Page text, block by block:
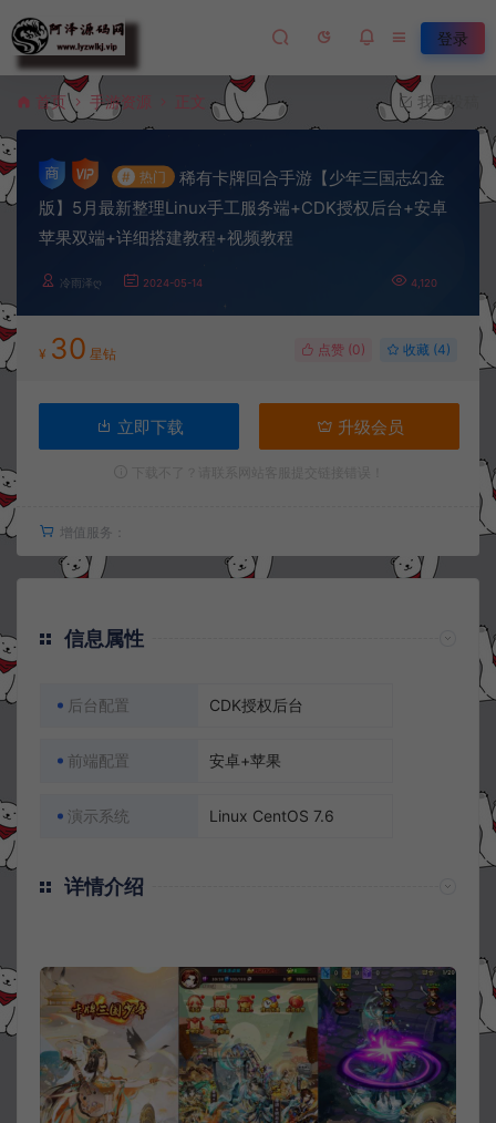
登录
首页 手游资源 正文 我要投稿
# 热门
稀有卡牌回合手游【少年三国志幻金
版】5月最新整理Linux手工服务端+CDK授权后台+安卓
苹果双端+详细搭建教程+视频教程
冷雨泽ღ 2024-05-14 4,120
¥ 30 星钻 点赞 (0) 收藏 (4)
立即下载 升级会员
增值服务：
信息属性
后台配置 CDK授权后台
前端配置 安卓+苹果
演示系统 Linux CentOS 7.6
详情介绍